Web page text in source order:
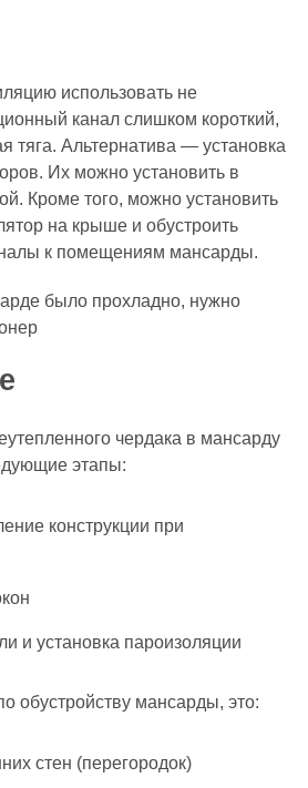
использовать не
канал слишком короткий,
тяга. Альтернатива — установка
Их можно установить в
Кроме того, можно установить
на крыше и обустроить
к помещениям мансарды.
было прохладно, нужно
чердака в мансарду
этапы:
конструкции при
и установка пароизоляции
обустройству мансарды, это:
стен (перегородок)